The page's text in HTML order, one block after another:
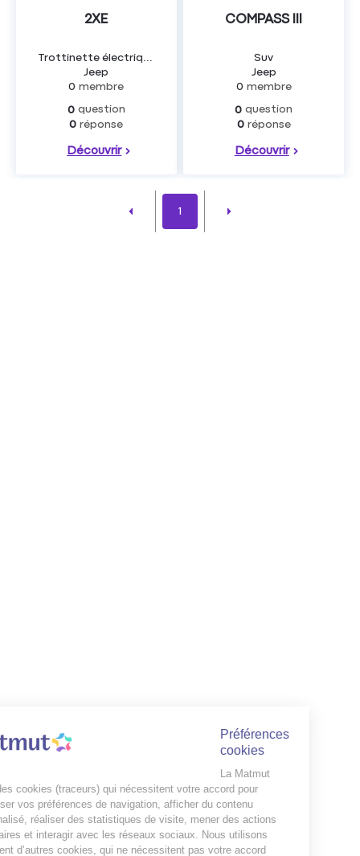
2XE
Trottinette électrique
Jeep
0 membre
0 question
0 réponse
Découvrir
COMPASS III
Suv
Jeep
0 membre
0 question
0 réponse
Découvrir
1
Préférences
utilise des cookies (traceurs) qui nécessitent votre accord pour
mémoriser vos préférences de navigation, afficher du contenu
personnalisé, réaliser des statistiques de visite, mener des actions
publicitaires et interagir avec les réseaux sociaux. Nous utilisons
également d’autres cookies, qui ne nécessitent pas votre accord